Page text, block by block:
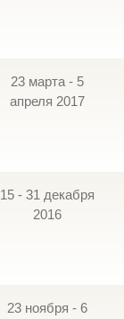
23 марта - 5
апреля 2017
15 - 31 декабря
2016
23 ноября - 6